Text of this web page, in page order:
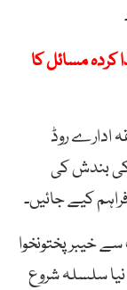
کردہ مسائل کا
ادارے روڈ
بندش کی
کیے جائیں۔
خیبر پختونخوا
نیا سلسلہ شروع